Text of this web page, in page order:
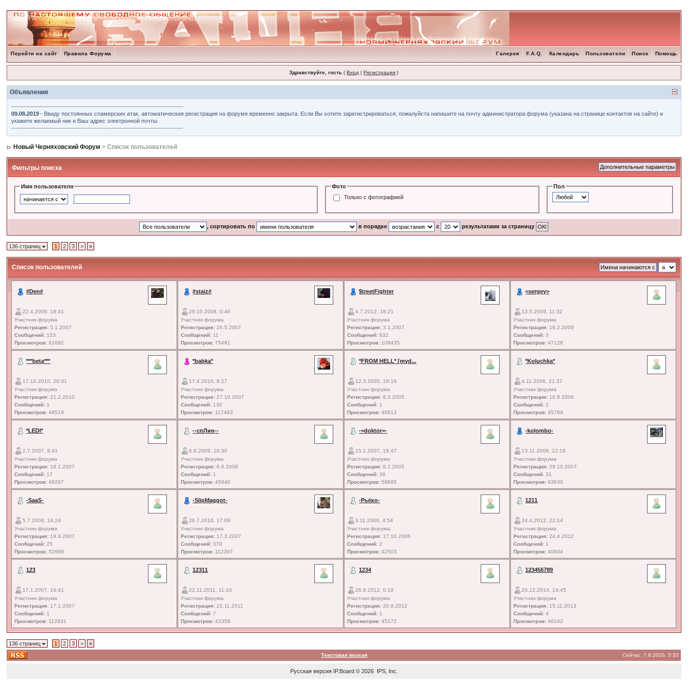
Перейти на сайт Правила Форума Помощь
Поиск
Пользователи
Календарь
F.A.Q.
Галерея
Здравствуйте, гость (Вход |Регистрация )
Объявления
------------------------------------------------------------------------------------
09.08.2019 - Ввиду постоянных спамерских атак, автоматическая регистрация на форуме временно закрыта. Если Вы хотите зарегистрироваться, пожалуйста напишите на почту администратора форума (указана на странице контактов на сайте) и
укажите желаемый ник и Ваш адрес электронной почты.
------------------------------------------------------------------------------------
Новый Черняховский Форум > Список пользователей
Фильтры поиска
Имя пользователя
Фото
Только с фотографией
Пол
, сортировать по в порядке с результатами за страницу
136 страниц 1 2 3 > »
Список пользователей
#Den#
22.4.2009, 18:41
Участник форума
Регистрация: 5.1.2007
Сообщений: 153
Просмотров: 61682
#staiz#
29.10.2008, 0:46
Участник форума
Регистрация: 26.5.2007
Сообщений: 11
Просмотров: 75491
$treetFighter
4.7.2012, 18:21
Участник форума
Регистрация: 3.1.2007
Сообщений: 632
Просмотров: 109435
<sergey>
13.5.2009, 11:32
Участник форума
Регистрация: 16.2.2009
Сообщений: 3
Просмотров: 47126
***beta***
17.10.2010, 20:31
Участник форума
Регистрация: 21.2.2010
Сообщений: 1
Просмотров: 48519
*babka*
17.4.2010, 8:27
Участник форума
Регистрация: 27.10.2007
Сообщений: 130
Просмотров: 117493
*FROM HELL* [myd...
12.3.2005, 19:16
Участник форума
Регистрация: 8.3.2005
Сообщений: 1
Просмотров: 46813
*Koluchka*
4.11.2006, 21:37
Участник форума
Регистрация: 10.8.2006
Сообщений: 2
Просмотров: 45789
*LEDI*
2.7.2007, 9:41
Участник форума
Регистрация: 18.1.2007
Сообщений: 17
Просмотров: 48267
--спЛин--
6.6.2009, 16:30
Участник форума
Регистрация: 6.6.2009
Сообщений: 1
Просмотров: 45840
-=doktor=-
15.1.2007, 18:47
Участник форума
Регистрация: 6.2.2005
Сообщений: 38
Просмотров: 58695
-kolombo-
13.11.2008, 22:18
Участник форума
Регистрация: 29.10.2007
Сообщений: 31
Просмотров: 63630
-SaaS-
5.7.2008, 14:24
Участник форума
Регистрация: 19.8.2007
Сообщений: 25
Просмотров: 52989
-SlipMaggot-
26.7.2010, 17:09
Участник форума
Регистрация: 17.3.2007
Сообщений: 370
Просмотров: 112397
-Рьёко-
3.11.2006, 4:54
Участник форума
Регистрация: 17.10.2006
Сообщений: 2
Просмотров: 42503
1211
24.4.2012, 22:14
Участник форума
Регистрация: 24.4.2012
Сообщений: 1
Просмотров: 40944
123
17.1.2007, 16:41
Участник форума
Регистрация: 17.1.2007
Сообщений: 1
Просмотров: 112931
12311
22.11.2011, 11:10
Участник форума
Регистрация: 22.11.2011
Сообщений: 7
Просмотров: 43359
1234
26.9.2012, 0:19
Участник форума
Регистрация: 20.9.2012
Сообщений: 1
Просмотров: 45172
123456789
20.12.2014, 14:45
Участник форума
Регистрация: 15.11.2013
Сообщений: 4
Просмотров: 46242
136 страниц 1 2 3 > »
Текстовая версия Сейчас: 7.8.2026, 5:33
Русская версия IP.Board© 2026 IPS, Inc